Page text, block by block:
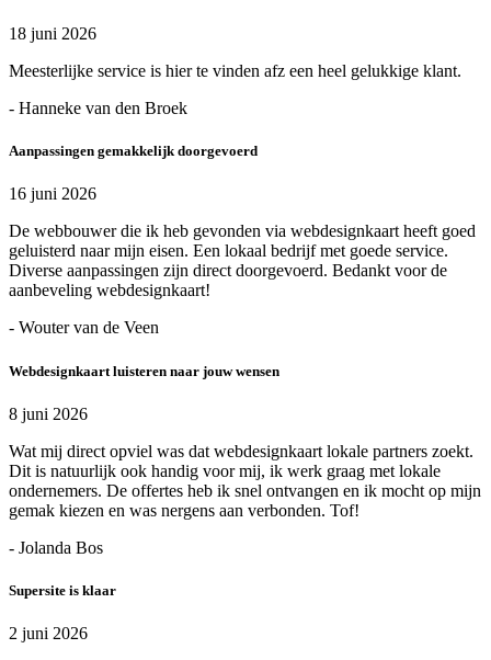
18 juni 2026
Meesterlijke service is hier te vinden afz een heel gelukkige klant.
- Hanneke van den Broek
Aanpassingen gemakkelijk doorgevoerd
16 juni 2026
De webbouwer die ik heb gevonden via webdesignkaart heeft goed
geluisterd naar mijn eisen. Een lokaal bedrijf met goede service.
Diverse aanpassingen zijn direct doorgevoerd. Bedankt voor de
aanbeveling webdesignkaart!
- Wouter van de Veen
Webdesignkaart luisteren naar jouw wensen
8 juni 2026
Wat mij direct opviel was dat webdesignkaart lokale partners zoekt.
Dit is natuurlijk ook handig voor mij, ik werk graag met lokale
ondernemers. De offertes heb ik snel ontvangen en ik mocht op mijn
gemak kiezen en was nergens aan verbonden. Tof!
- Jolanda Bos
Supersite is klaar
2 juni 2026